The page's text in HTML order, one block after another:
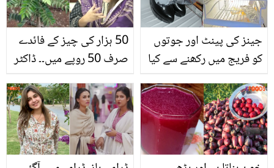
50 ہزار کی چیز کے فائدے
صرف 50 روپے میں۔۔ ڈاکٹر
جانے والے کڑی پتوں کا کیا
انوکھا استعمال بتایا؟
جینز کی پینٹ اور جوتوں
کو فریج میں رکھنے سے کیا
کے لیے نہیں بلکہ اس کے
اور بھی حیرت انگیز کمالات
ہیں